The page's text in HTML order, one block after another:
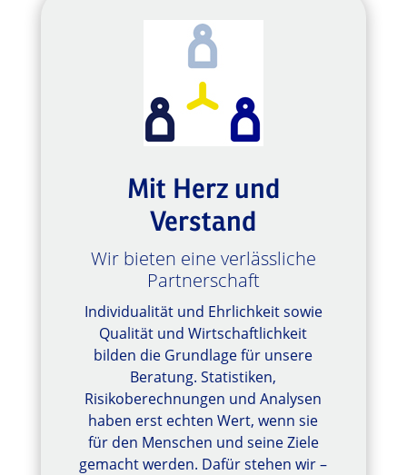
Mit Herz und
Verstand
Wir bieten eine verlässliche
Partnerschaft
Individualität und Ehrlichkeit sowie
Qualität und Wirtschaftlichkeit
bilden die Grundlage für unsere
Beratung. Statistiken,
Risikoberechnungen und Analysen
haben erst echten Wert, wenn sie
für den Menschen und seine Ziele
gemacht werden. Dafür stehen wir –